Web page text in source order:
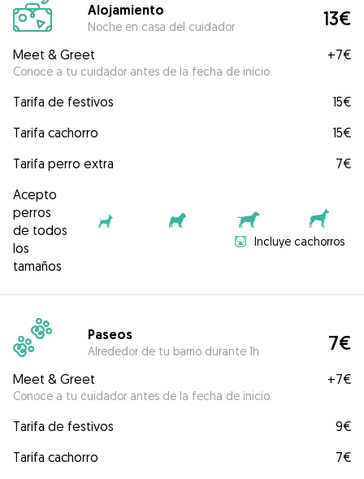
Alojamiento
Noche en casa del cuidador 13€
Meet & Greet
Conoce a tu cuidador antes de la fecha de inicio.
+7€
Tarifa de festivos
15€
Tarifa cachorro
15€
Tarifa perro extra
7€
Acepto
perros
de todos
los
tamaños
Incluye cachorros
Paseos
Alrededor de tu barrio durante 1h 7€
Meet & Greet
Conoce a tu cuidador antes de la fecha de inicio.
+7€
Tarifa de festivos
9€
Tarifa cachorro
7€